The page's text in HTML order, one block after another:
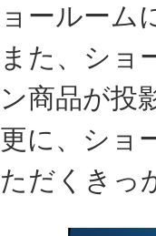
ョールーム
また、ショ
ン商品が投
更に、ショ
ただくきっ